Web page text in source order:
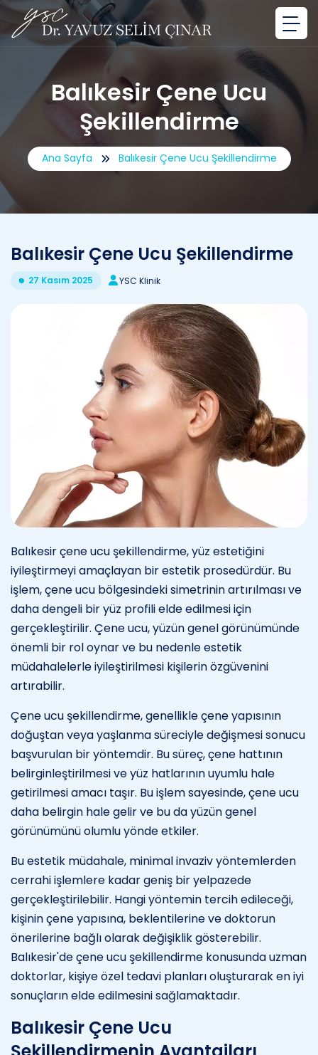
Balıkesir Çene Ucu
Şekillendirme
Ana Sayfa Balıkesir Çene Ucu Şekillendirme
Balıkesir Çene Ucu Şekillendirme
27 Kasım 2025 YSC Klinik
Balıkesir çene ucu şekillendirme, yüz estetiğini
iyileştirmeyi amaçlayan bir estetik prosedürdür. Bu
işlem, çene ucu bölgesindeki simetrinin artırılması ve
daha dengeli bir yüz profili elde edilmesi için
gerçekleştirilir. Çene ucu, yüzün genel görünümünde
önemli bir rol oynar ve bu nedenle estetik
müdahalelerle iyileştirilmesi kişilerin özgüvenini
artırabilir.
Çene ucu şekillendirme, genellikle çene yapısının
doğuştan veya yaşlanma süreciyle değişmesi sonucu
başvurulan bir yöntemdir. Bu süreç, çene hattının
belirginleştirilmesi ve yüz hatlarının uyumlu hale
getirilmesi amacı taşır. Bu işlem sayesinde, çene ucu
daha belirgin hale gelir ve bu da yüzün genel
görünümünü olumlu yönde etkiler.
Bu estetik müdahale, minimal invaziv yöntemlerden
cerrahi işlemlere kadar geniş bir yelpazede
gerçekleştirilebilir. Hangi yöntemin tercih edileceği,
kişinin çene yapısına, beklentilerine ve doktorun
önerilerine bağlı olarak değişiklik gösterebilir.
Balıkesir'de çene ucu şekillendirme konusunda uzman
doktorlar, kişiye özel tedavi planları oluşturarak en iyi
sonuçların elde edilmesini sağlamaktadır.
Balıkesir Çene Ucu